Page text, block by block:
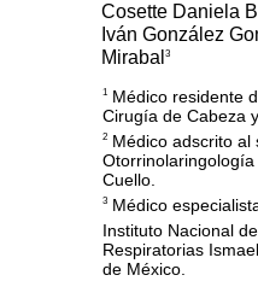
Cosette Daniela
Iván González
Mirabal 3
1 Médico residente
Cirugía de Cabeza
2 Médico adscrito al
Cuello.
3 Médico
Instituto Nacional
Respiratorias
de México.